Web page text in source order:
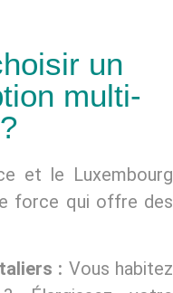
un
multi-
et le Luxembourg
force qui offre des
: Vous habitez